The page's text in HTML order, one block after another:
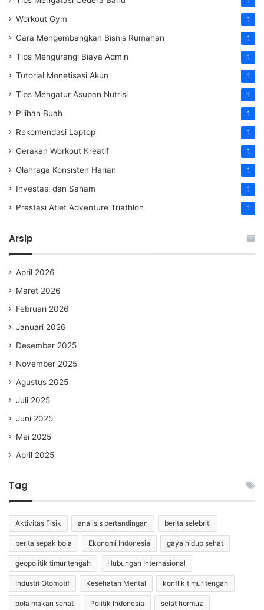
Workout Gym 1
Cara Mengembangkan Bisnis Rumahan 1
Tips Mengurangi Biaya Admin 1
Tutorial Monetisasi Akun 1
Tips Mengatur Asupan Nutrisi 1
Pilihan Buah 1
Rekomendasi Laptop 1
Gerakan Workout Kreatif 1
Olahraga Konsisten Harian 1
Investasi dan Saham 1
Prestasi Atlet Adventure Triathlon 1
Arsip
April 2026
Maret 2026
Februari 2026
Januari 2026
Desember 2025
November 2025
Agustus 2025
Juli 2025
Juni 2025
Mei 2025
April 2025
Tag
Aktivitas Fisik analisis pertandingan berita selebriti
berita sepak bola Ekonomi Indonesia gaya hidup sehat
geopolitik timur tengah Hubungan Internasional
Industri Otomotif Kesehatan Mental konflik timur tengah
pola makan sehat Politik Indonesia selat hormuz